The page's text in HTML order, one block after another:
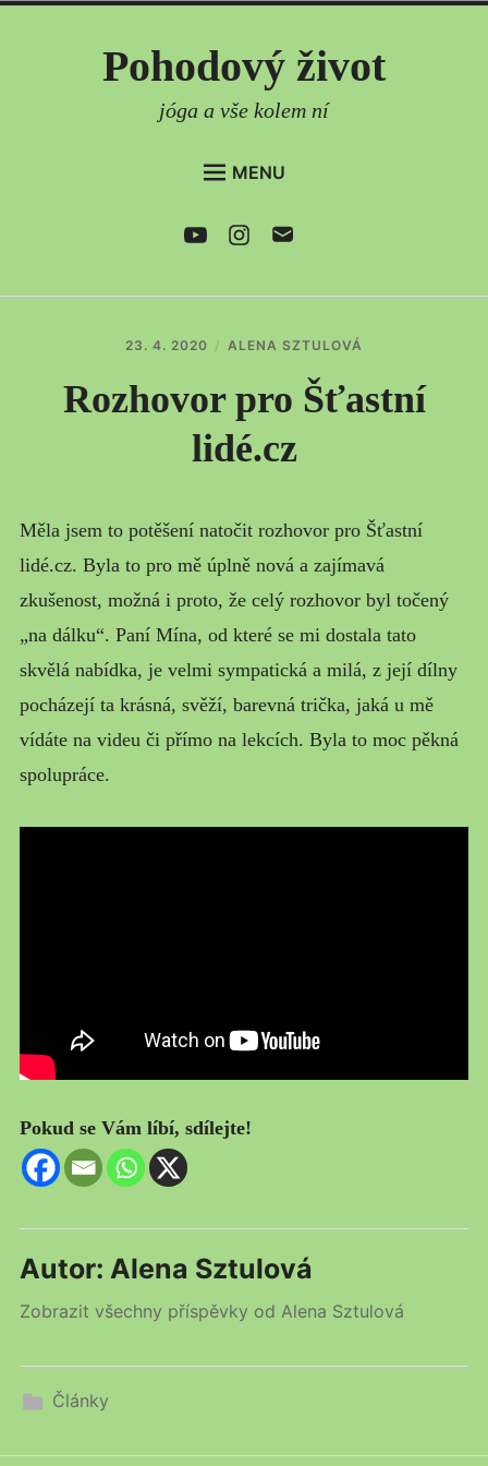
Pohodový život
jóga a vše kolem ní
MENU
ČLÁNKY
PRAVIDELNÉ LEKCE
ONLINE LEKCE
CO DÁLE NABÍZÍM
YoutubeInstagram
e-
23. 4. 2020 ALENA SZTULOVÁ
Rozhovor pro Šťastní
lidé.cz
Měla jsem to potěšení natočit rozhovor pro Šťastní
lidé.cz. Byla to pro mě úplně nová a zajímavá
zkušenost, možná i proto, že celý rozhovor byl točený
„na dálku“. Paní Mína, od které se mi dostala tato
skvělá nabídka, je velmi sympatická a milá, z její dílny
pocházejí ta krásná, svěží, barevná trička, jaká u mě
vídáte na videu či přímo na lekcích. Byla to moc pěkná
spolupráce.
Pokud se Vám líbí, sdílejte!
Autor: Alena Sztulová
Zobrazit všechny příspěvky od Alena Sztulová
Články